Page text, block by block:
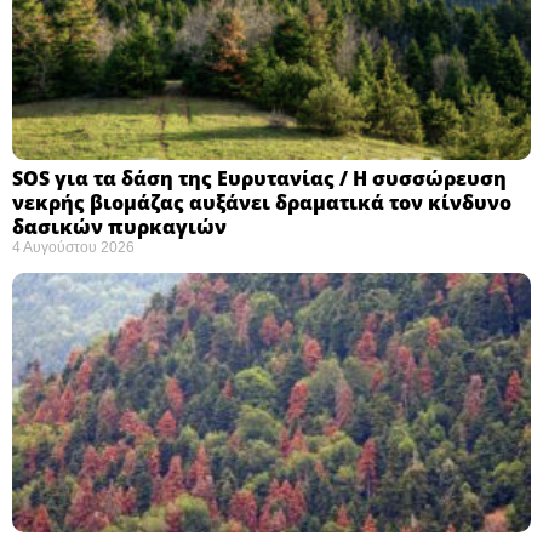
SOS για τα δάση της Ευρυτανίας / Η συσσώρευση
νεκρής βιομάζας αυξάνει δραματικά τον κίνδυνο
δασικών πυρκαγιών
4 Αυγούστου 2026